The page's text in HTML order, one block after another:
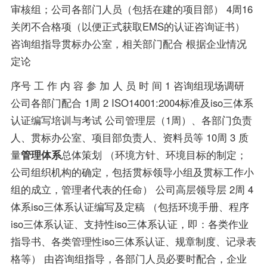
审核组；公司各部门人员（包括在建的项目部） 4周16
关闭不合格项（以便正式获取EMS的认证咨询证书）
咨询组指导贯标办公室，相关部门配合 根据企业情况
定论
序号 工 作 内 容 参 加 人 员 时 间 1 咨询组现场调研
公司各部门配合 1周 2 ISO14001:2004标准及iso三体系
认证编写培训与考试 公司管理层（1周）、各部门负责
人、贯标办公室、项目部负责人、资料员等 10周 3 质
量管理体系总体策划 （环境方针、环境目标的制定；
公司组织机构的确定，包括贯标领导小组及贯标工作小
组的成立，管理者代表的任命） 公司高层领导层 2周 4
体系iso三体系认证编写及定稿 （包括环境手册、程序
iso三体系认证、支持性iso三体系认证，即：各类作业
指导书、各类管理性iso三体系认证、规章制度、记录表
格等） 由咨询组指导，各部门人员必要时配合，企业